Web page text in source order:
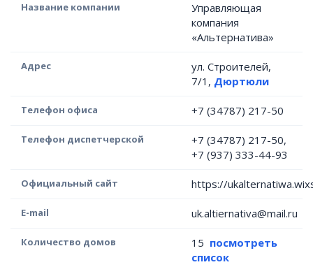
Название компании
Управляющая
компания
«Альтернатива»
Адрес
ул. Строителей,
7/1, Дюртюли
Телефон офиса +7 (34787) 217-50
Телефон диспетчерской
+7 (34787) 217-50,
+7 (937) 333-44-93
Официальный сайт https://
E-mail uk.altiernativa@mail.ru
Количество домов 15 посмотреть
список